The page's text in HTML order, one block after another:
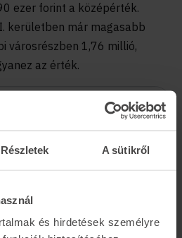
Részletek A sütikről
és hirdetések személyre
ezer forint a középérték.
kerületben már magasabb
városrészben 1,76 millió,
az érték.